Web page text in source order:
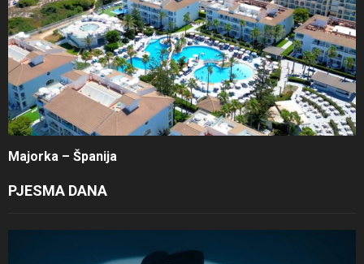
Majorka – Španija
PJESMA DANA